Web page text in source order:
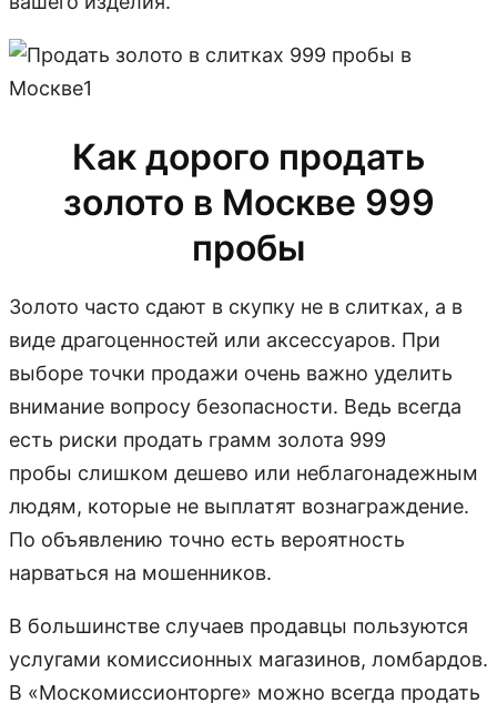
Как дорого продать
золото в Москве 999
пробы
Золото часто сдают в скупку не в слитках, а в
виде драгоценностей или аксессуаров. При
выборе точки продажи очень важно уделить
внимание вопросу безопасности. Ведь всегда
есть риски продать грамм золота 999
пробы слишком дешево или неблагонадежным
людям, которые не выплатят вознаграждение.
По объявлению точно есть вероятность
нарваться на мошенников.
В большинстве случаев продавцы пользуются
услугами комиссионных магазинов, ломбардов.
В «Москомиссионторге» можно всегда продать